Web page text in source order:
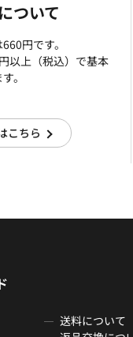
ついて
円です。
以上（税込）で基本
。
こちら
送料について